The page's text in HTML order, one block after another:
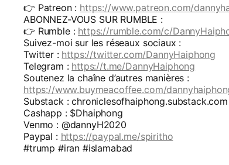
👉 Patreon : https://www.patreon.com/
ABONNEZ-VOUS SUR RUMBLE :
👉 Rumble : https://rumble.com/c/
Suivez-moi sur les réseaux sociaux :
Twitter : https://twitter.com/DannyHaiphong
Telegram : https://t.me/DannyHaiphong
Soutenez la chaîne d’autres manières :
https://www.buymeacoffee.com/
Substack : chroniclesofhaiphong.substack.com
Cashapp : $Dhaiphong
Venmo : @dannyH2020
Paypal : https://paypal.me/spiritho
#trump #iran #islamabad